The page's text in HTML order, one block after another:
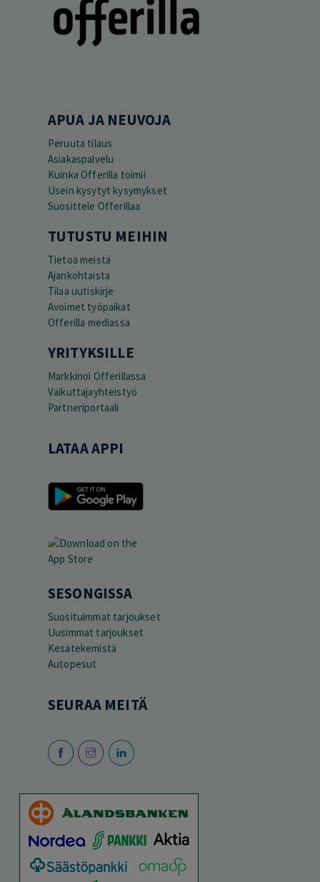
APUA JA NEUVOJA
Peruuta tilaus
Asiakaspalvelu
Kuinka Offerilla toimii
Usein kysytyt kysymykset
Suosittele Offerillaa
TUTUSTU MEIHIN
Tietoa meistä
Ajankohtaista
Tilaa uutiskirje
Avoimet työpaikat
Offerilla mediassa
YRITYKSILLE
Markkinoi Offerillassa
Vaikuttajayhteistyö
Partneriportaali
LATAA APPI
SESONGISSA
Suosituimmat tarjoukset
Uusimmat tarjoukset
Kesätekemistä
Autopesut
SEURAA MEITÄ